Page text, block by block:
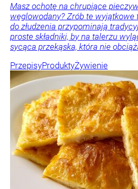
Masz ochotę na chrupiące
węglowodany? Zrób te wyjątkowe
do złudzenia przypominają
proste składniki, by na talerzu
sycąca przekąska, która nie
PrzepisyProduktyŻywienie